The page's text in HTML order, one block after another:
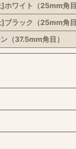
ホワイト（25mm角目
ブラック（25mm角目
（37.5mm角目）